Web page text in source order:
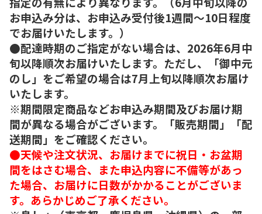
お申込み分は、お申込み受付後1週間～10日程度
でお届けいたします。）
●配達時期のご指定がない場合は、2026年6月中
旬以降順次お届けいたします。ただし、「御中元
のし」をご希望の場合は7月上旬以降順次お届け
いたします。
※期間限定商品などお申込み期間及びお届け期
間が異なる場合がございます。「販売期間」「配
送期間」をご確認ください。
●天候や注文状況、お届けまでに祝日・お盆期
間をはさむ場合、また申込内容に不備等があっ
た場合、お届けに日数がかかることがございま
す。あらかじめご了承ください。